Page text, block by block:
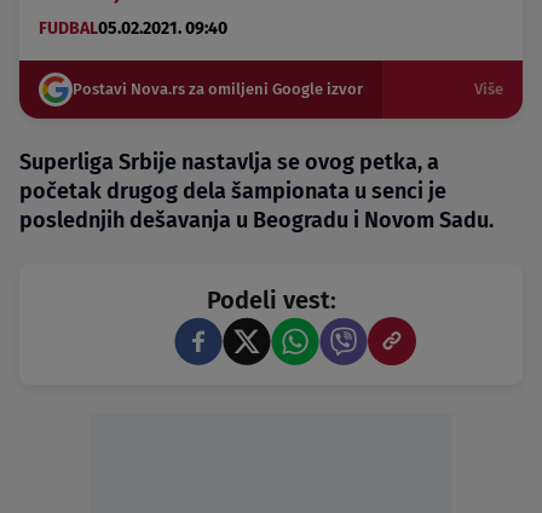
FUDBAL05.02.2021. 09:40
Postavi Nova.rs za omiljeni Google izvor Više
Superliga Srbije nastavlja se ovog petka, a
početak drugog dela šampionata u senci je
poslednjih dešavanja u Beogradu i Novom Sadu.
Podeli vest: